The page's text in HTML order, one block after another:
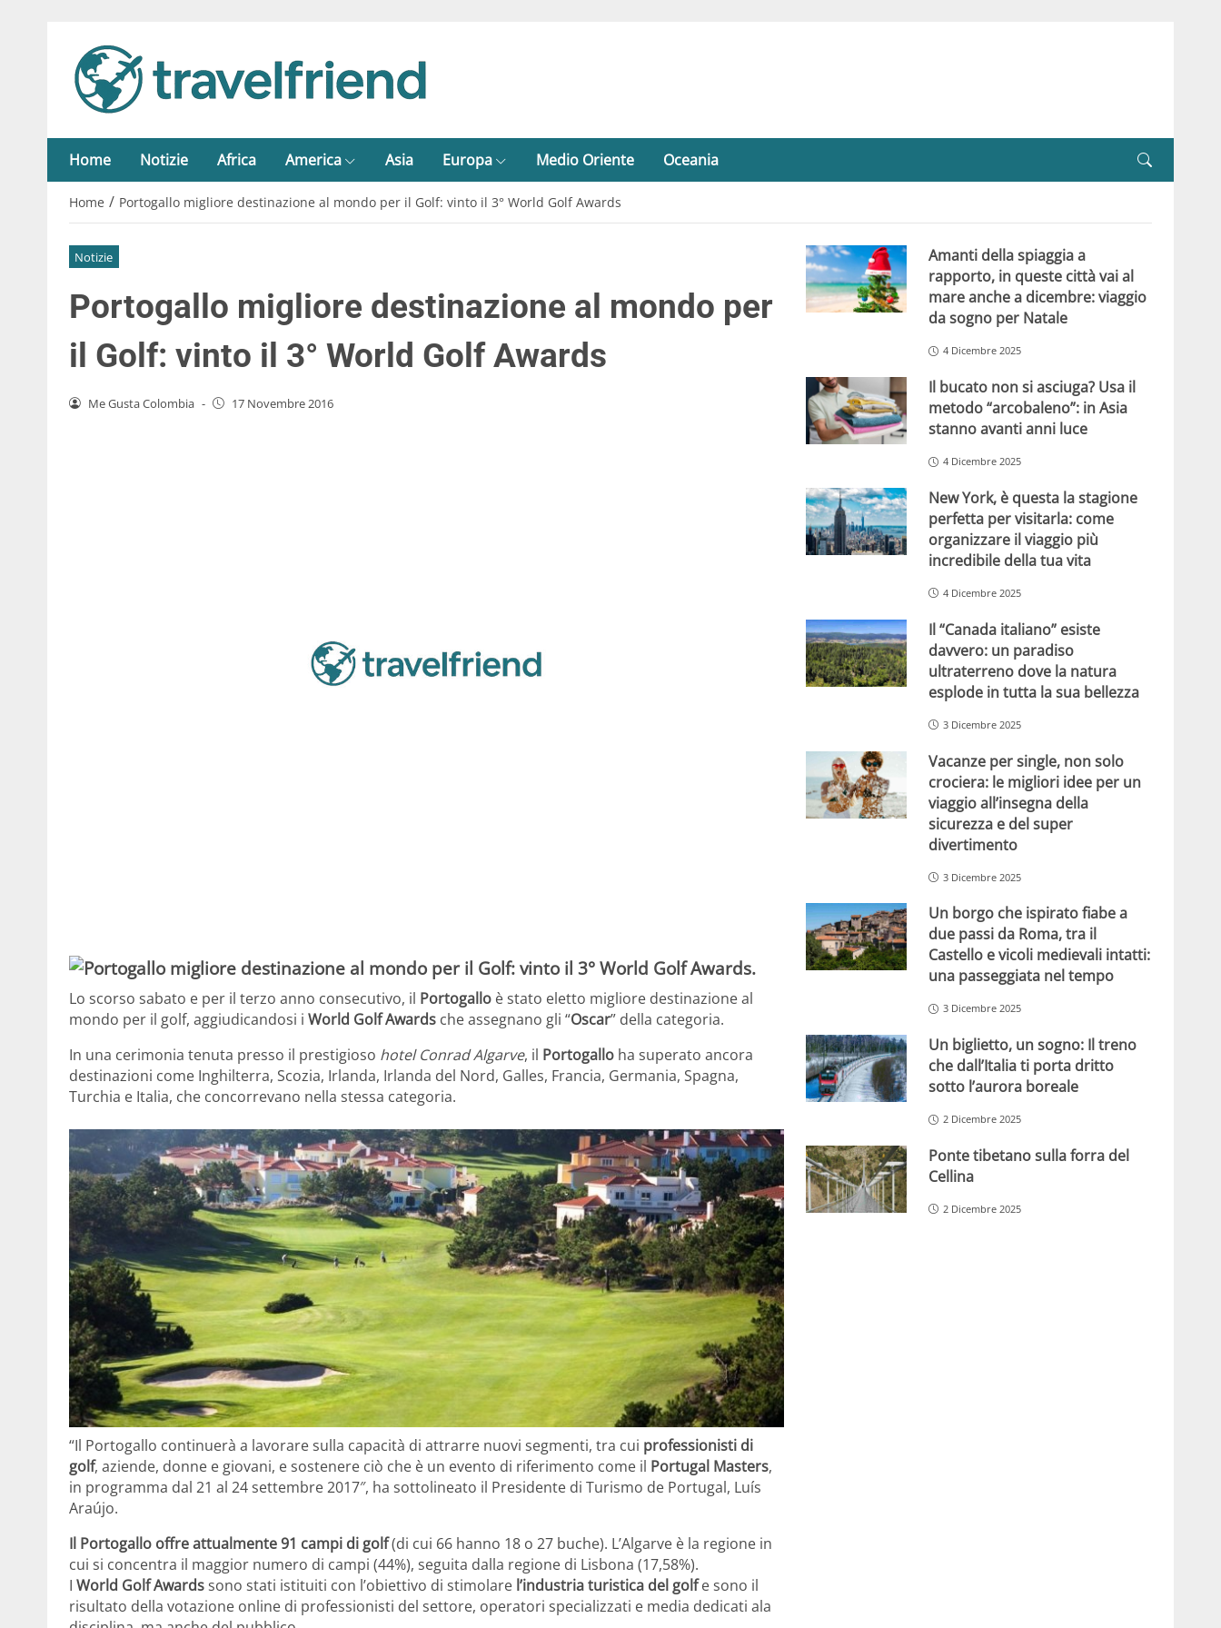
Home Notizie Africa America Asia Europa Medio Oriente Oceania
Home / Portogallo migliore destinazione al mondo per il Golf: vinto il 3° World Golf Awards
Notizie
Portogallo migliore destinazione al mondo per
il Golf: vinto il 3° World Golf Awards
Me Gusta Colombia - 17 Novembre 2016
Lo scorso sabato e per il terzo anno consecutivo, il Portogallo è stato eletto migliore destinazione al
mondo per il golf, aggiudicandosi i World Golf Awards che assegnano gli “Oscar” della categoria.
In una cerimonia tenuta presso il prestigioso hotel Conrad Algarve, il Portogallo ha superato ancora
destinazioni come Inghilterra, Scozia, Irlanda, Irlanda del Nord, Galles, Francia, Germania, Spagna,
Turchia e Italia, che concorrevano nella stessa categoria.
“Il Portogallo continuerà a lavorare sulla capacità di attrarre nuovi segmenti, tra cui professionisti di
golf, aziende, donne e giovani, e sostenere ciò che è un evento di riferimento come il Portugal Masters,
in programma dal 21 al 24 settembre 2017″, ha sottolineato il Presidente di Turismo de Portugal, Luís
Araújo.
Il Portogallo offre attualmente 91 campi di golf(di cui 66 hanno 18 o 27 buche). L’Algarve è la regione in
cui si concentra il maggior numero di campi (44%), seguita dalla regione di Lisbona (17,58%).
I World Golf Awardssono stati istituiti con l’obiettivo di stimolare l’industria turistica del golfe sono il
risultato della votazione online di professionisti del settore, operatori specializzati e media dedicati ala
Amanti della spiaggia a
rapporto, in queste città vai al
mare anche a dicembre: viaggio
da sogno per Natale
4 Dicembre 2025
Il bucato non si asciuga? Usa il
metodo “arcobaleno”: in Asia
stanno avanti anni luce
4 Dicembre 2025
New York, è questa la stagione
perfetta per visitarla: come
organizzare il viaggio più
incredibile della tua vita
4 Dicembre 2025
Il “Canada italiano” esiste
davvero: un paradiso
ultraterreno dove la natura
esplode in tutta la sua bellezza
3 Dicembre 2025
Vacanze per single, non solo
crociera: le migliori idee per un
viaggio all’insegna della
sicurezza e del super
divertimento
3 Dicembre 2025
Un borgo che ispirato fiabe a
due passi da Roma, tra il
Castello e vicoli medievali intatti:
una passeggiata nel tempo
3 Dicembre 2025
Un biglietto, un sogno: Il treno
che dall’Italia ti porta dritto
sotto l’aurora boreale
2 Dicembre 2025
Ponte tibetano sulla forra del
Cellina
2 Dicembre 2025